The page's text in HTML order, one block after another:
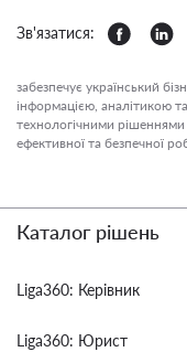
Зв'язатися:
забезпечує український
інформацією, аналітикою та
технологічними рішеннями
ефективної та безпечної
Каталог рішень
Liga360: Керівник
Liga360: Юрист